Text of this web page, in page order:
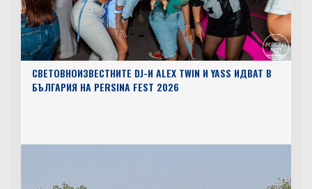
СВЕТОВНОИЗВЕСТНИТЕ DJ-И ALEX TWIN И YASS ИДВАТ В
БЪЛГАРИЯ НА PERSINA FEST 2026